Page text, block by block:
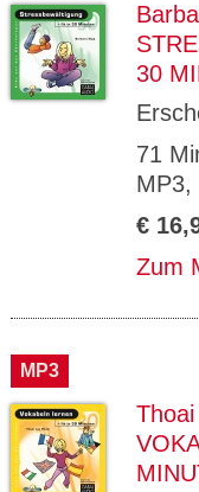
30
71
MP3,
€
Zum
MP3